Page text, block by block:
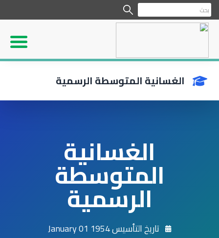
الغسانية المتوسطة الرسمية
الغسانية
المتوسطة
الرسمية
تاريخ التأسيس 1954 January 01